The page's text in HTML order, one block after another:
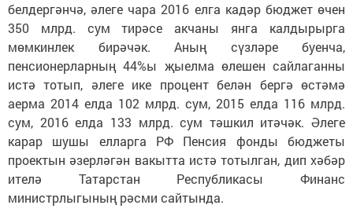
белдергәнчә, әлеге чара 2016 елга кадәр бюджет өчен
350 млрд. сум тирәсе акчаны янга калдырырга
мөмкинлек бирәчәк. Аның сүзләре буенча,
пенсионерларның 44%ы җыелма өлешен сайлаганны
истә тотып, әлеге ике процент белән бергә өстәмә
аерма 2014 елда 102 млрд. сум, 2015 елда 116 млрд.
сум, 2016 елда 133 млрд. сум тәшкил итәчәк. Әлеге
карар шушы елларга РФ Пенсия фонды бюджеты
проектын әзерләгән вакытта истә тотылган, дип хәбәр
ителә Татарстан Республикасы Финанс
министрлыгының рәсми сайтында.